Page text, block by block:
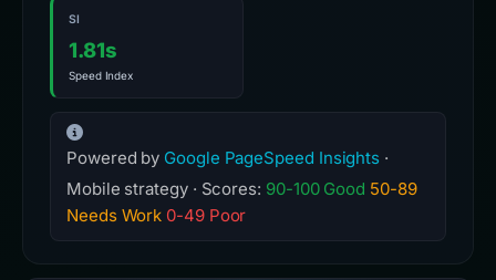
SI
1.81s
Speed Index
Powered by Google PageSpeed Insights ·
Mobile strategy · Scores: 90-100 Good 50-89
Needs Work 0-49 Poor